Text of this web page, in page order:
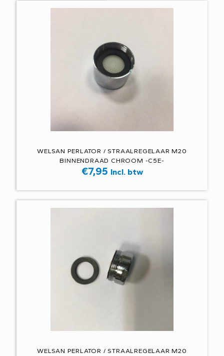
WELSAN PERLATOR / STRAALREGELAAR M20
BINNENDRAAD CHROOM -C5E-
€7,95 Incl. btw
WELSAN PERLATOR / STRAALREGELAAR M20